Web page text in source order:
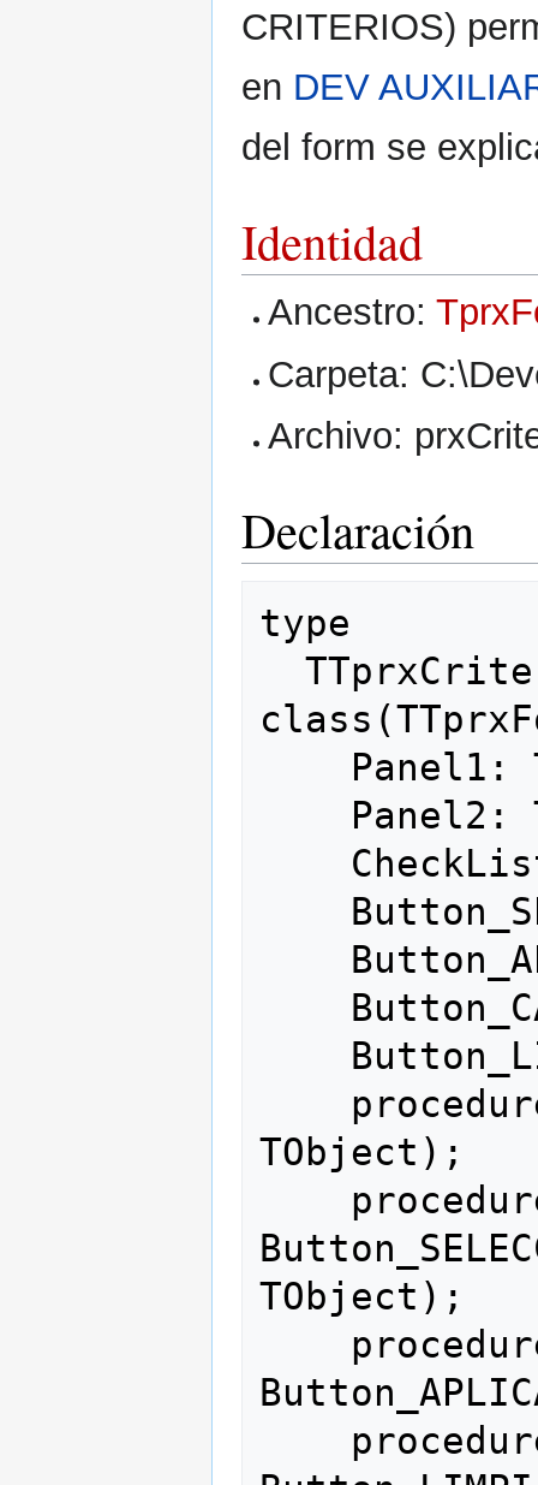
CRITERIOS)
en DEV
del form se
Identidad
Ancestro:
Carpeta:
Archivo:
Declaración
type
TObject);
TObject);